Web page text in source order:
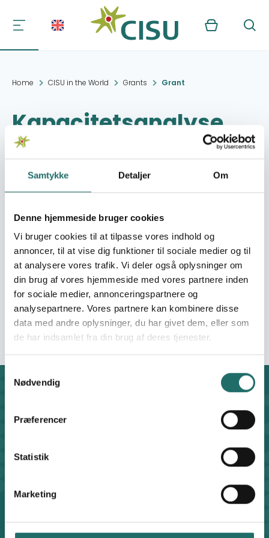
Samtykke Detaljer Om
Denne hjemmeside bruger cookies
Vi bruger cookies til at tilpasse vores indhold og
annoncer, til at vise dig funktioner til sociale medier og til
at analysere vores trafik. Vi deler også oplysninger om
din brug af vores hjemmeside med vores partnere inden
for sociale medier, annonceringspartnere og
analysepartnere. Vores partnere kan kombinere disse
data med andre oplysninger, du har givet dem, eller som
de har indsamlet fra din brug af deres tjenester.
Nødvendig
Præferencer
Statistik
Marketing
Kurv Søg
Home CISU in the World Grants Grant
Kapacitetsanalyse
Organization:
BØRNEfonden
(deaktiveret)
Pool: Civilsamfundspuljen
Grant type: Kapacitetsanalyse
For general enquiries, you can reach the secretariat on
weekdays from 10 am till 2 pm at:
cisu@cisu.dk
Shortcuts
Code of Conduct